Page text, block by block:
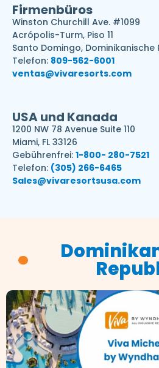
Firmenbüros
Winston Churchill Ave. #1099
Acrópolis-Turm, Piso 11
Santo Domingo, Dominikanische
Telefon: 809-562-6001
ventas@vivaresorts.com
USA und Kanada
1200 NW 78 Avenue Suite 110
Miami, FL 33126
Gebührenfrei: 1-800- 280-7521
Telefon: (305) 266-6465
Sales@vivaresortsusa.com